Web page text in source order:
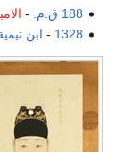
188 ق.م. -
1328
- ابن